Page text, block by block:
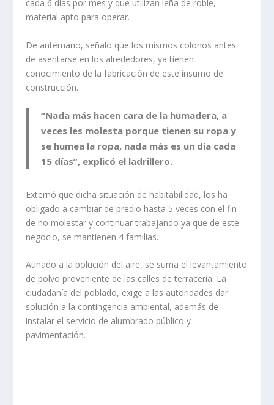
cada 6 días por mes y que utilizan leña de roble,
material apto para operar.
De antemano, señaló que los mismos colonos antes
de asentarse en los alrededores, ya tienen
conocimiento de la fabricación de este insumo de
construcción.
“Nada más hacen cara de la humadera, a
veces les molesta porque tienen su ropa y
se humea la ropa, nada más es un día cada
15 días”, explicó el ladrillero.
Externó que dicha situación de habitabilidad, los ha
obligado a cambiar de predio hasta 5 veces con el fin
de no molestar y continuar trabajando ya que de este
negocio, se mantienen 4 familias.
Aunado a la polución del aire, se suma el levantamiento
de polvo proveniente de las calles de terracería. La
ciudadanía del poblado, exige a las autoridades dar
solución a la contingencia ambiental, además de
instalar el servicio de alumbrado público y
pavimentación.